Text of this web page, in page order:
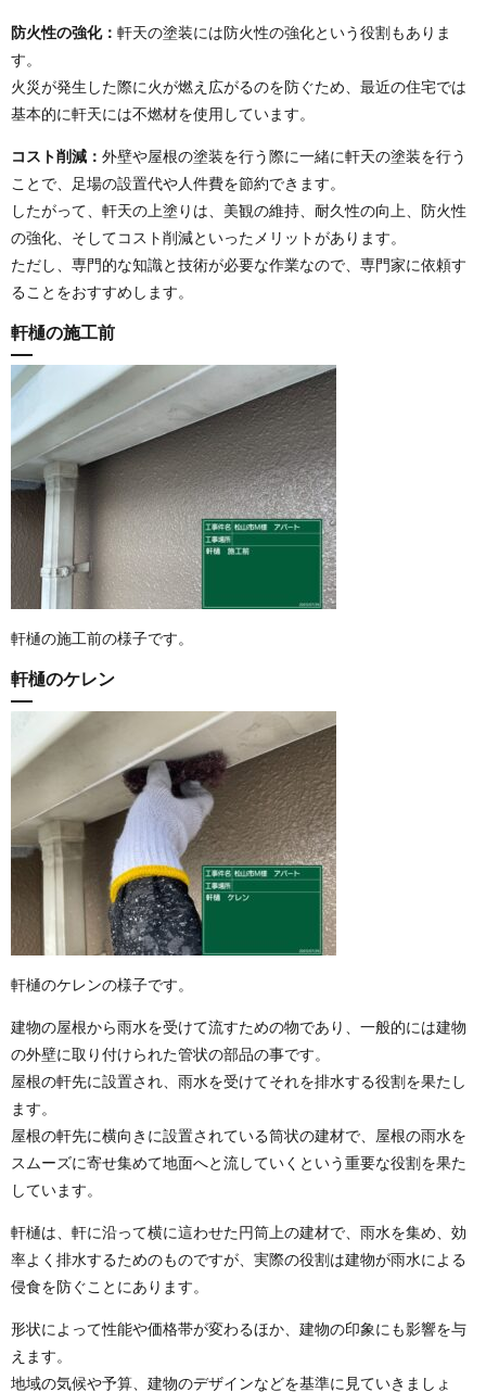
防火性の強化： 軒天の塗装には防火性の強化という役割もありま
す。
火災が発生した際に火が燃え広がるのを防ぐため、最近の住宅では
基本的に軒天には不燃材を使用しています。
コスト削減： 外壁や屋根の塗装を行う際に一緒に軒天の塗装を行う
ことで、足場の設置代や人件費を節約できます。
したがって、軒天の上塗りは、美観の維持、耐久性の向上、防火性
の強化、そしてコスト削減といったメリットがあります。
ただし、専門的な知識と技術が必要な作業なので、専門家に依頼す
ることをおすすめします。
軒樋の施工前
軒樋の施工前の様子です。
軒樋のケレン
軒樋のケレンの様子です。
建物の屋根から雨水を受けて流すための物であり、一般的には建物
の外壁に取り付けられた管状の部品の事です。
屋根の軒先に設置され、雨水を受けてそれを排水する役割を果たし
ます。
屋根の軒先に横向きに設置されている筒状の建材で、屋根の雨水を
スムーズに寄せ集めて地面へと流していくという重要な役割を果た
しています。
軒樋は、軒に沿って横に這わせた円筒上の建材で、雨水を集め、効
率よく排水するためのものですが、実際の役割は建物が雨水による
侵食を防ぐことにあります。
形状によって性能や価格帯が変わるほか、建物の印象にも影響を与
えます。
地域の気候や予算、建物のデザインなどを基準に見ていきましょ